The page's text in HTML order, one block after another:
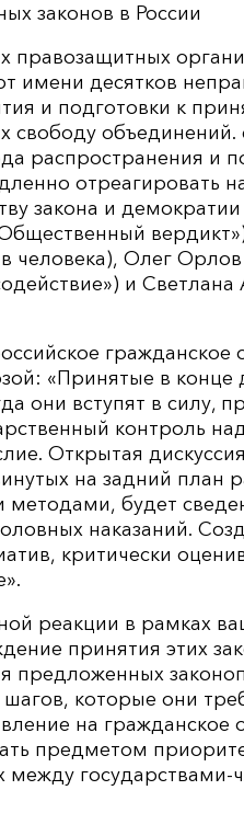
законов в России
правозащитных
имени десятков
и подготовки к
свободу
распространения и
отреагировать
закона и демократии
человека), Олег
и Светлана
гражданское
«Принятые в конце
они вступят в силу,
контроль
Открытая
на задний план
будет
наказаний.
критически
реакции в рамках
принятия этих
предложенных
которые они
на гражданское
предметом
государствами-